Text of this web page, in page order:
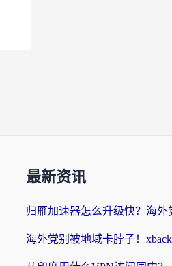
最新资讯